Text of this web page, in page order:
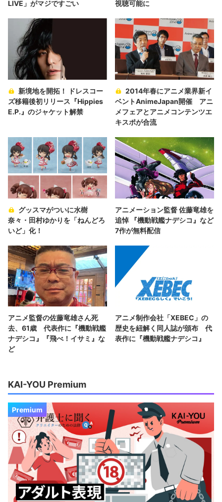
LIVE」がマジですごい 視聴可能に
新境地を開拓！ ドレスコー
ズ移籍後初リリース『Hippies
E.P.』のジャケット解禁
2014年春にアニメ業界新イ
ベントAnimeJapan開催 アニ
メフェアとアニメコンテンツエ
キスポが合流
グッスマがついに水樹
奈々・田村ゆかりを「ねんどろ
いど」化！
アニメーション監督 佐藤竜雄を
追悼 『機動戦艦ナデシコ』など
7作が無料配信
アニメ監督の佐藤竜雄さん死
去、61歳 代表作に『機動戦艦
ナデシコ』『飛べ！イサミ』な
ど
アニメ制作会社「XEBEC」の
歴史を紐解く同人誌が頒布 代
表作に『機動戦艦ナデシコ』
KAI-YOU Premium
Premium